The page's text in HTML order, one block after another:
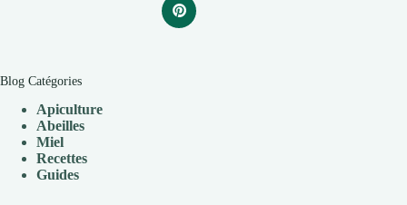
Blog Catégories
Apiculture
Abeilles
Miel
Recettes
Guides